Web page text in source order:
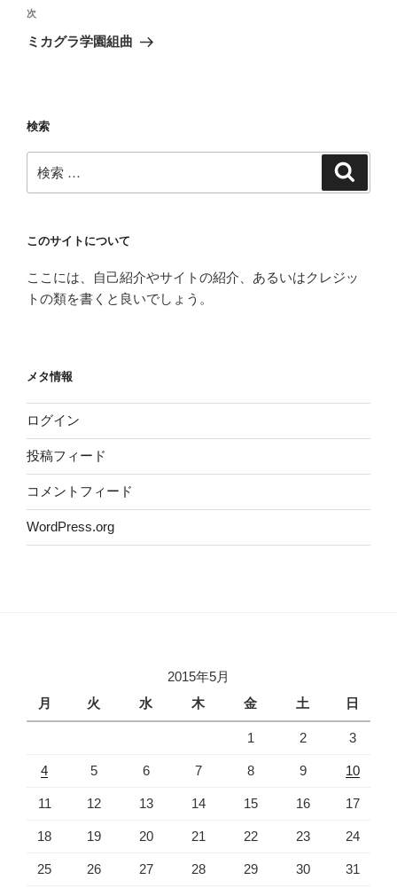
ビ
ゲ
ン
投
稿
次
の
次
ミカグラ学園組曲
検索
索:
このサイトについて
ここには、自己紹介やサイトの紹介、あるいはクレジッ
トの類を書くと良いでしょう。
メタ情報
ログイン
投稿フィード
コメントフィード
WordPress.org
2015年5月
月
火 水 木 金 土 日
1 2 3
4 5 6 7 8 9 10
11 12 13 14 15 16 17
18 19 20 21 22 23 24
25 26 27 28 29 30 31